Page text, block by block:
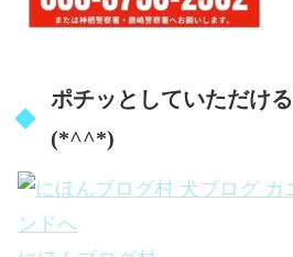
ポチッとしていただけ
(*^^*)